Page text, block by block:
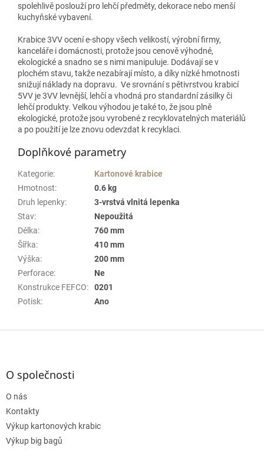
spolehlivě poslouží pro lehčí předměty, dekorace nebo menší
kuchyňské vybavení.
Krabice 3VV ocení e‑shopy všech velikostí, výrobní firmy,
kanceláře i domácnosti, protože jsou cenově výhodné,
ekologické a snadno se s nimi manipuluje. Dodávají se v
plochém stavu, takže nezabírají místo, a díky nízké hmotnosti
snižují náklady na dopravu. Ve srovnání s pětivrstvou krabicí
5VV je 3VV levnější, lehčí a vhodná pro standardní zásilky či
lehčí produkty. Velkou výhodou je také to, že jsou plně
ekologické, protože jsou vyrobené z recyklovatelných materiálů
a po použití je lze znovu odevzdat k recyklaci.
Doplňkové parametry
Kategorie:
Kartonové krabice
Hmotnost:
0.6 kg
Druh lepenky:
3-vrstvá vlnitá lepenka
Stav:
Nepoužitá
Délka:
760 mm
Šířka:
410 mm
Výška:
200 mm
Perforace:
Ne
Konstrukce FEFCO:
0201
Potisk: Ano
Z
O společnosti
O nás
Kontakty
Výkup kartonových krabic
Výkup big bagů